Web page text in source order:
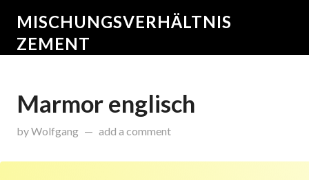
MISCHUNGSVERHÄLTNIS
ZEMENT
Marmor englisch
byWolfgang onAugust 3, 2017
add a comment